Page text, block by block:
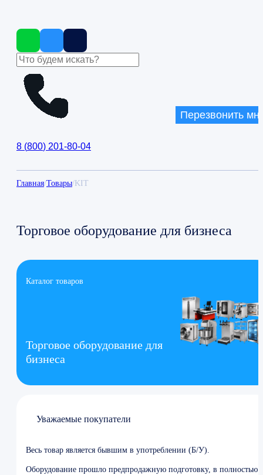
8 (800) 201-80-04
Перезвонить
Главная/Товары/ KIT
Торговое оборудование для бизнеса
Каталог товаров
Торговое оборудование для
бизнеса
Уважаемые покупатели
Весь товар является бывшим в употреблении (Б/У).
Оборудование прошло предпродажную подготовку, в полностью